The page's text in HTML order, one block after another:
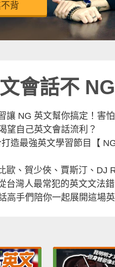
不背
會話不 NG
讓 NG 英文幫你搞定！害
望自己英文會話流利？
造最強英文學習節目【
、賀少俠、賈斯汀、DJ
灣人最常犯的英文文法
高手們陪你一起展開這場